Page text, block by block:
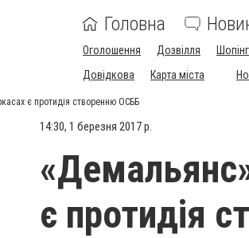
Головна
Оголошення Дозвілля Шопінг
Довідкова
Карта міста
є протидія створенню ОСББ
14:30, 1 березня 2017 р.
є протидія